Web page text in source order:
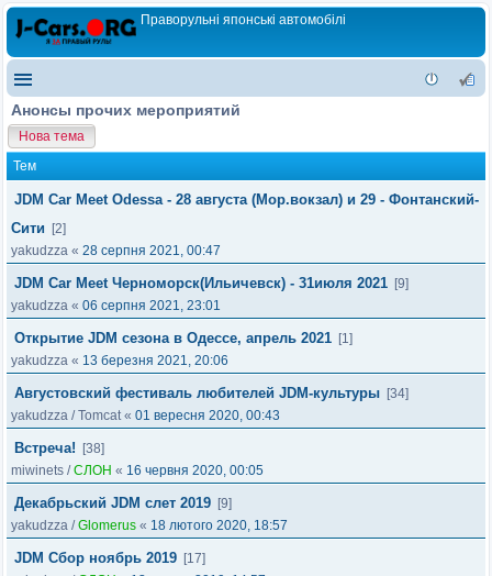
Праворульні японські автомобілі
Анонсы прочих мероприятий
Нова тема
Тем
JDM Car Meet Odessa - 28 августа (Мор.вокзал) и 29 - Фонтанский-
Сити
[2]
yakudzza « 28 серпня 2021, 00:47
JDM Car Meet Черноморск(Ильичевск) - 31июля 2021 [9]
yakudzza « 06 серпня 2021, 23:01
Открытие JDM сезона в Одессе, апрель 2021 [1]
yakudzza « 13 березня 2021, 20:06
Августовский фестиваль любителей JDM-культуры [34]
yakudzza /Tomcat« 01 вересня 2020, 00:43
Встреча!
[38]
miwinets /СЛОН « 16 червня 2020, 00:05
Декабрьский JDM слет 2019 [9]
yakudzza /Glomerus « 18 лютого 2020, 18:57
JDM Сбор ноябрь 2019 [17]